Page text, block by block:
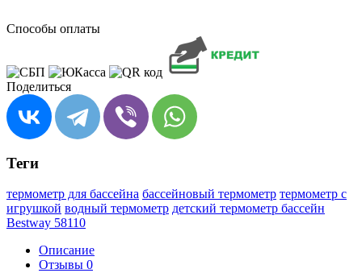
Способы оплаты
Поделиться
Теги
термометр для бассейна бассейновый термометр термометр с
игрушкой водный термометр детский термометр бассейн
Bestway 58110
Описание
Отзывы 0